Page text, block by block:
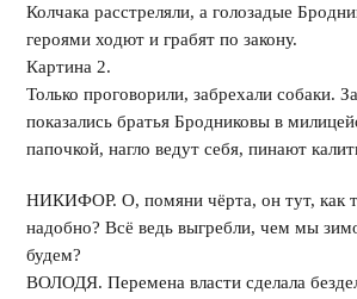
Колчака расстреляли, а голозадые
героями ходют и грабят по закону.
Картина 2.
Только проговорили, забрехали собаки.
показались братья Бродниковы в
папочкой, нагло ведут себя, пинают
НИКИФОР. О, помяни чёрта, он тут, как
надобно? Всё ведь выгребли, чем мы
будем?
ВОЛОДЯ. Перемена власти сделала